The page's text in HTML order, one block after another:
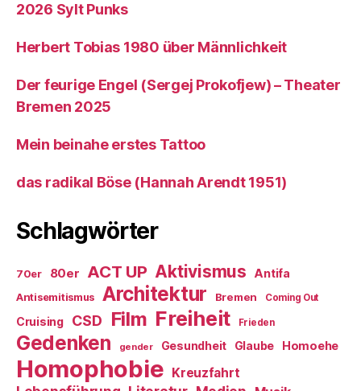
2026 Sylt Punks
Herbert Tobias 1980 über Männlichkeit
Der feurige Engel (Sergej Prokofjew) – Theater
Bremen 2025
Mein beinahe erstes Tattoo
das radikal Böse (Hannah Arendt 1951)
Schlagwörter
70er 80er ACT UP Aktivismus Antifa
Antisemitismus Architektur Bremen Coming Out
Cruising CSD Film Freiheit Frieden
Gedenken gender Gesundheit Glaube Homoehe
Homophobie Kreuzfahrt